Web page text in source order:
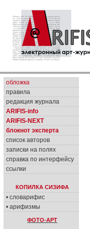
обложка
правила
редакция журнала
ARIFIS-info
ARIFIS-NEXT
блокнот эксперта
список авторов
записки на полях
справка по интерфейсу
ссылки
КОПИЛКА СИЗИФА
• словарифис
• арифизмы
ФОТО-АРТ